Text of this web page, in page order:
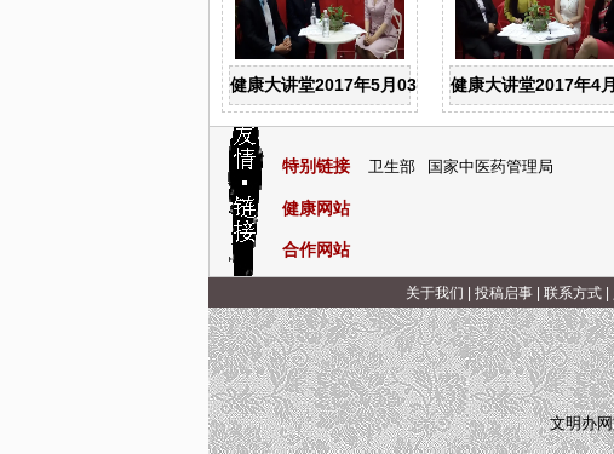
健康大讲堂2017年5月03日：谈谈“男”言之隐
健康大讲堂2017年4
特别链接 卫生部 国家中医药管理局
健康网站
合作网站
关于我们 投稿启事| 联系方式|
文明办